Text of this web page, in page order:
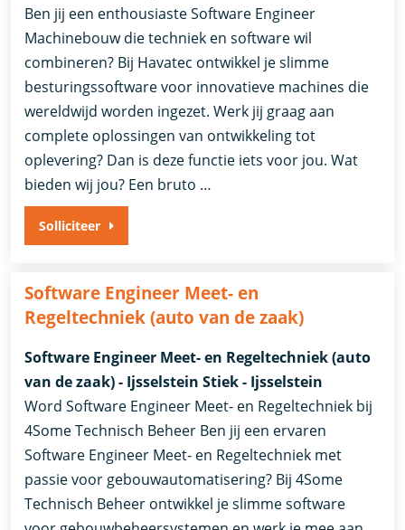
Ben jij een enthousiaste Software Engineer
Machinebouw die techniek en software wil
combineren? Bij Havatec ontwikkel je slimme
besturingssoftware voor innovatieve machines die
wereldwijd worden ingezet. Werk jij graag aan
complete oplossingen van ontwikkeling tot
oplevering? Dan is deze functie iets voor jou. Wat
bieden wij jou? Een bruto …
Solliciteer
Software Engineer Meet- en
Regeltechniek (auto van de zaak)
Software Engineer Meet- en Regeltechniek (auto
van de zaak) - Ijsselstein Stiek - Ijsselstein
Word Software Engineer Meet- en Regeltechniek bij
4Some Technisch Beheer Ben jij een ervaren
Software Engineer Meet- en Regeltechniek met
passie voor gebouwautomatisering? Bij 4Some
Technisch Beheer ontwikkel je slimme software